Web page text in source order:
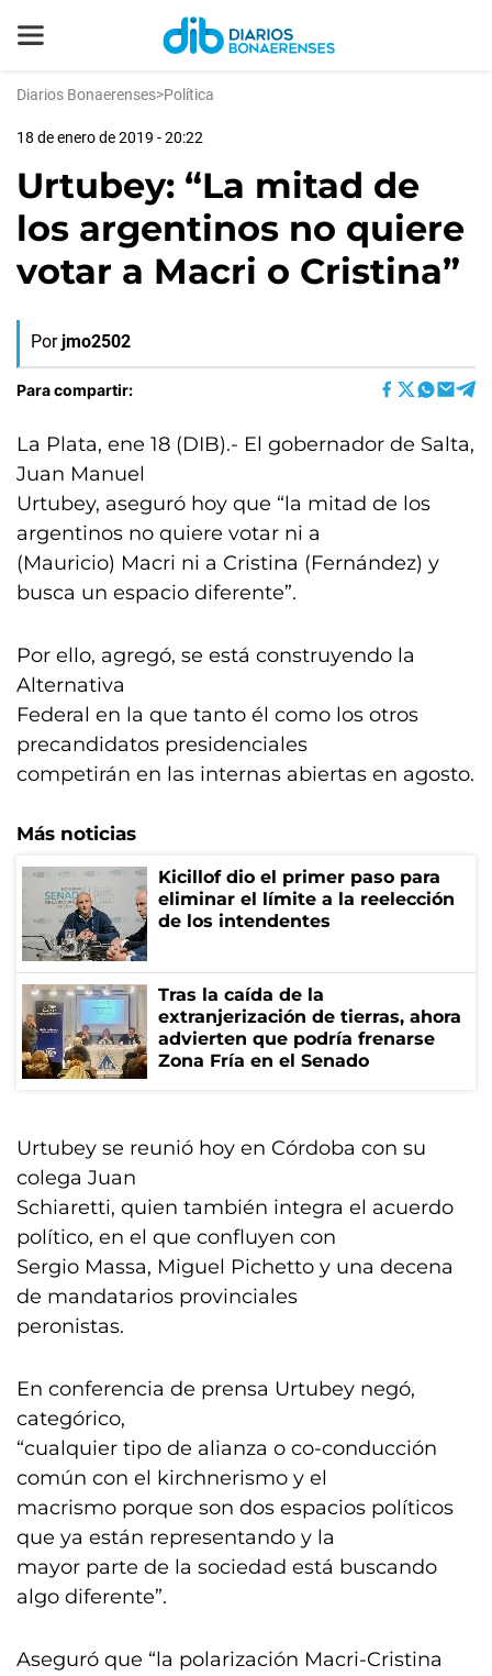
Diarios Bonaerenses>Política
18 de enero de 2019 - 20:22
Urtubey: “La mitad de
los argentinos no quiere
votar a Macri o Cristina”
Por jmo2502
Para compartir:
La Plata, ene 18 (DIB).- El gobernador de Salta,
Juan Manuel
Urtubey, aseguró hoy que “la mitad de los
argentinos no quiere votar ni a
(Mauricio) Macri ni a Cristina (Fernández) y
busca un espacio diferente”.
Por ello, agregó, se está construyendo la
Alternativa
Federal en la que tanto él como los otros
precandidatos presidenciales
competirán en las internas abiertas en agosto.
Más noticias
Kicillof dio el primer paso para
eliminar el límite a la reelección
de los intendentes
Tras la caída de la
extranjerización de tierras, ahora
advierten que podría frenarse
Zona Fría en el Senado
Urtubey se reunió hoy en Córdoba con su
colega Juan
Schiaretti, quien también integra el acuerdo
político, en el que confluyen con
Sergio Massa, Miguel Pichetto y una decena
de mandatarios provinciales
peronistas.
En conferencia de prensa Urtubey negó,
categórico,
“cualquier tipo de alianza o co-conducción
común con el kirchnerismo y el
macrismo porque son dos espacios políticos
que ya están representando y la
mayor parte de la sociedad está buscando
algo diferente”.
Aseguró que “la polarización Macri-Cristina